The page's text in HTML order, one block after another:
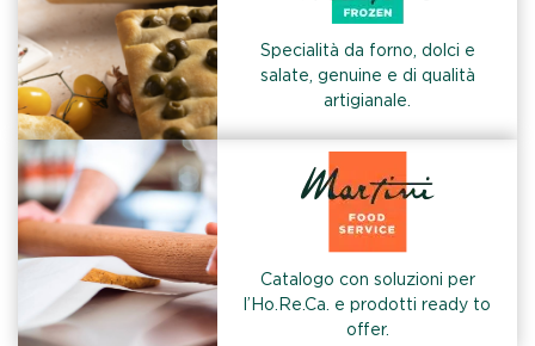
Specialità da forno, dolci e
salate, genuine e di qualità
artigianale.
Catalogo con soluzioni per
l’Ho.Re.Ca. e prodotti ready to
offer.